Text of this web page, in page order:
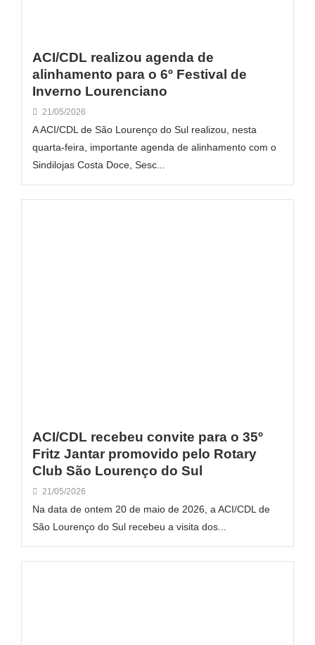
ACI/CDL realizou agenda de
alinhamento para o 6º Festival de
Inverno Lourenciano
21/05/2026
A ACI/CDL de São Lourenço do Sul realizou, nesta
quarta-feira, importante agenda de alinhamento com o
Sindilojas Costa Doce, Sesc...
ACI/CDL recebeu convite para o 35º
Fritz Jantar promovido pelo Rotary
Club São Lourenço do Sul
21/05/2026
Na data de ontem 20 de maio de 2026, a ACI/CDL de
São Lourenço do Sul recebeu a visita dos...